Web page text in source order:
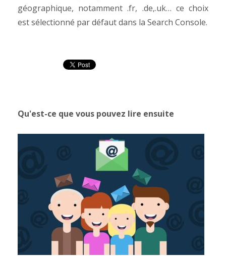
géographique, notamment .fr, .de,.uk… ce choix
est sélectionné par défaut dans la Search Console.
Qu'est-ce que vous pouvez lire ensuite